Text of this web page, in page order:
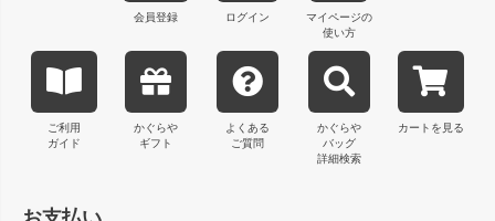
会員登録 ログイン
マイページの
使い方
ご利用
ガイド
かぐらや
ギフト
よくある
ご質問
かぐらや
バッグ
詳細検索
カートを見る